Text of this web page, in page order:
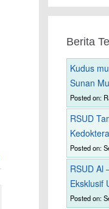
Berita
Kudus
Sunan
Posted on:
RSUD
Posted on:
RSUD Al
Eksklusif
Posted on: